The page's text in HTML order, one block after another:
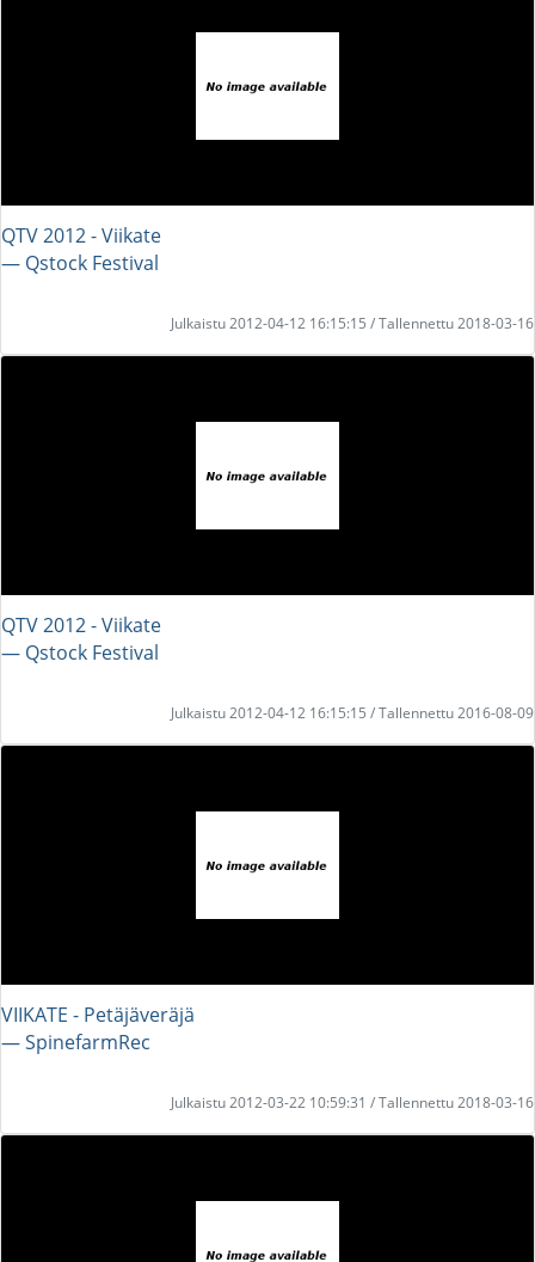
QTV 2012 - Viikate
― Qstock Festival
Julkaistu 2012-04-12 16:15:15 / Tallennettu 2018-03-16
QTV 2012 - Viikate
― Qstock Festival
Julkaistu 2012-04-12 16:15:15 / Tallennettu 2016-08-09
VIIKATE - Petäjäveräjä
― SpinefarmRec
Julkaistu 2012-03-22 10:59:31 / Tallennettu 2018-03-16